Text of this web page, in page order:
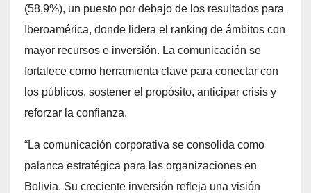
(58,9%), un puesto por debajo de los resultados para
Iberoamérica, donde lidera el ranking de ámbitos con
mayor recursos e inversión. La comunicación se
fortalece como herramienta clave para conectar con
los públicos, sostener el propósito, anticipar crisis y
reforzar la confianza.
“La comunicación corporativa se consolida como
palanca estratégica para las organizaciones en
Bolivia. Su creciente inversión refleja una visión